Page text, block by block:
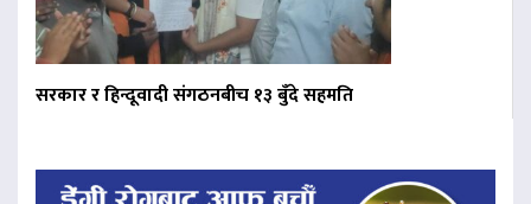
सरकार र हिन्दूवादी संगठनबीच १३ बुँदे सहमति